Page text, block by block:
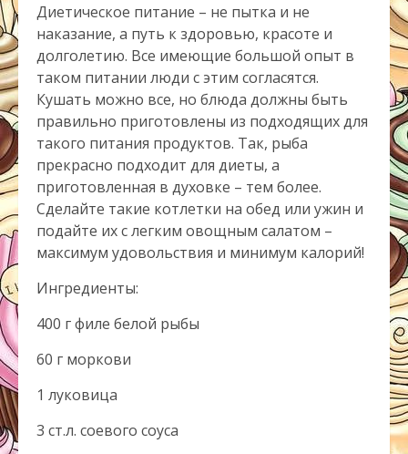
Диетическое питание – не пытка и не
наказание, а путь к здоровью, красоте и
долголетию. Все имеющие большой опыт в
таком питании люди с этим согласятся.
Кушать можно все, но блюда должны быть
правильно приготовлены из подходящих для
такого питания продуктов. Так, рыба
прекрасно подходит для диеты, а
приготовленная в духовке – тем более.
Сделайте такие котлетки на обед или ужин и
подайте их с легким овощным салатом –
максимум удовольствия и минимум калорий!
Ингредиенты:
400 г филе белой рыбы
60 г моркови
1 луковица
3 ст.л. соевого соуса